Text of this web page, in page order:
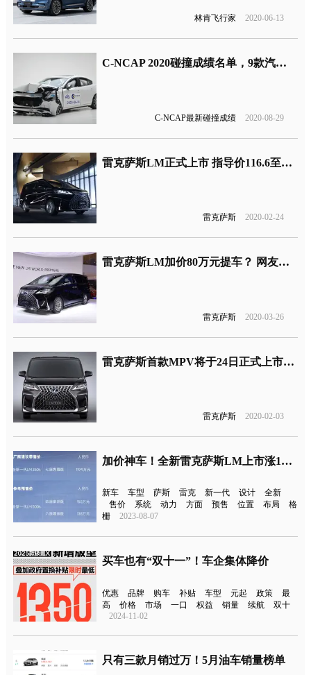
林肯飞行家 2020-06-13
C-NCAP 2020碰撞成绩名单，9款汽车获五星评价
C-NCAP最新碰撞成绩 2020-08-29
雷克萨斯LM正式上市 指导价116.6至146.6万元
雷克萨斯 2020-02-24
雷克萨斯LM加价80万元提车？ 网友：优惠幅度太大
雷克萨斯 2020-03-26
雷克萨斯首款MPV将于24日正式上市销售，无上市发布会
雷克萨斯 2020-02-03
加价神车！全新雷克萨斯LM上市涨11.4万元
新车 车型 萨斯 雷克 新一代 设计
全新
售价
系统 动力 方面 预售 位置 布局
格
栅
2023-08-07
买车也有“双十一”！车企集体降价
优惠 品牌 购车 补贴 车型 元起 政策
最
高
价格 市场 一口 权益 销量 续航
双十
2024-11-02
只有三款月销过万！5月油车销量榜单